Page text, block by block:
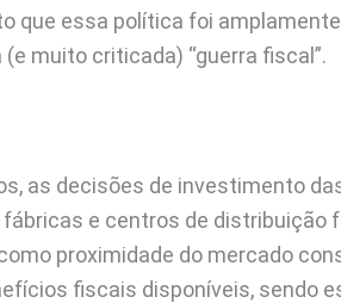
que essa política foi
muito criticada) “guerra fiscal”.
as decisões de investimento
e centros de distribuição
proximidade do mercado
fiscais disponíveis, sendo